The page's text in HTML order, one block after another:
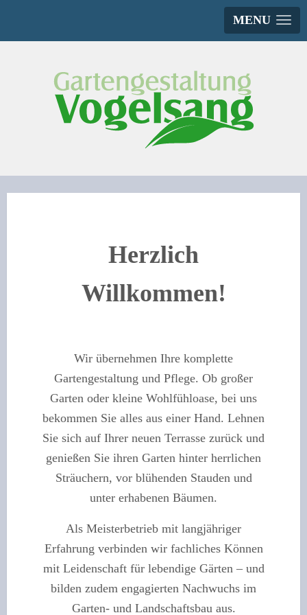
MENU
Herzlich
Willkommen!
Wir übernehmen Ihre komplette
Gartengestaltung und Pflege. Ob großer
Garten oder kleine Wohlfühloase, bei uns
bekommen Sie alles aus einer Hand. Lehnen
Sie sich auf Ihrer neuen Terrasse zurück und
genießen Sie ihren Garten hinter herrlichen
Sträuchern, vor blühenden Stauden und
unter erhabenen Bäumen.
Als Meisterbetrieb mit langjähriger
Erfahrung verbinden wir fachliches Können
mit Leidenschaft für lebendige Gärten – und
bilden zudem engagierten Nachwuchs im
Garten- und Landschaftsbau aus.